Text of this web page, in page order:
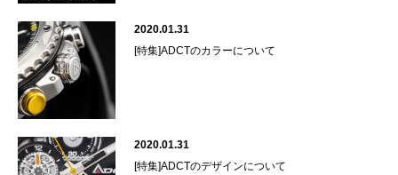
2020.01.31
[特集]ADCTのカラーについて
2020.01.31
[特集]ADCTのデザインについて